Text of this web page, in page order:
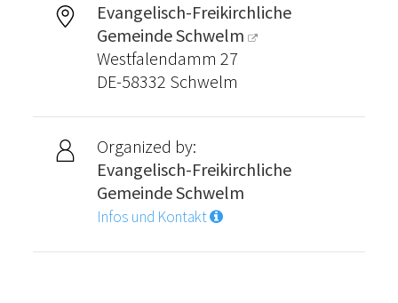
Evangelisch-Freikirchliche
Gemeinde Schwelm
Westfalendamm 27
DE-58332 Schwelm
Organized by:
Evangelisch-Freikirchliche
Gemeinde Schwelm
Infos und Kontakt